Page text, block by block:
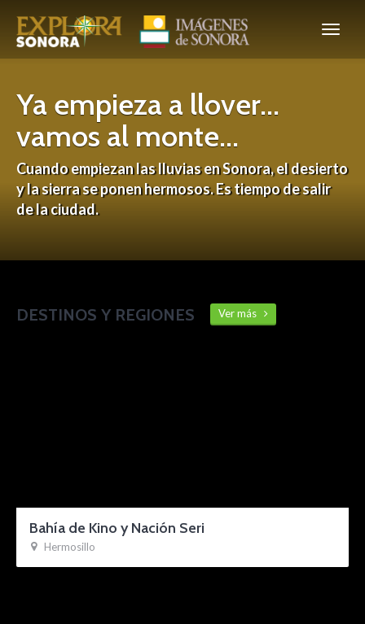
Ya empieza a llover...
vamos al monte...
Cuando empiezan las lluvias en Sonora, el desierto
y la sierra se ponen hermosos. Es tiempo de salir
de la ciudad.
DESTINOS Y REGIONES Ver más
Bahía de Kino y Nación Seri
Hermosillo